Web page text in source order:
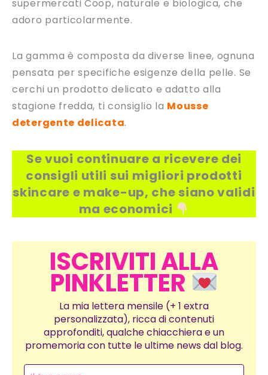
supermercati Coop, naturale e biologica, che
adoro particolarmente.
La gamma è composta da diverse linee, ognuna
pensata per specifiche esigenze della pelle. Se
cerchi un prodotto delicato e adatto alla
stagione fredda, ti consiglio la Mousse
detergente delicata.
Se vuoi continuare a ricevere dei
consigli utili sui migliori prodotti
skincare e make-up, che siano validi
ma economici
ISCRIVITI ALLA
PINKLETTER
La mia lettera mensile (+ 1 extra
personalizzata), ricca di contenuti
approfonditi, qualche chiacchiera e un
promemoria con tutte le ultime news dal blog.